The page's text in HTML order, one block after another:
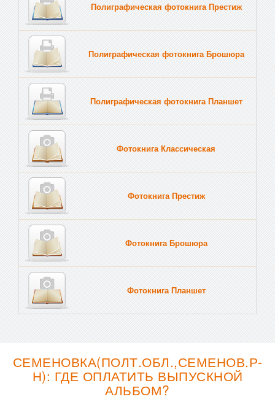
Полиграфическая фотокнига Престиж
Полиграфическая фотокнига Брошюра
Полиграфическая фотокнига Планшет
Фотокнига Классическая
Фотокнига Престиж
Фотокнига Брошюра
Фотокнига Планшет
СЕМЕНОВКА(ПОЛТ.ОБЛ.,СЕМЕНОВ.Р-
Н): ГДЕ ОПЛАТИТЬ ВЫПУСКНОЙ
АЛЬБОМ?